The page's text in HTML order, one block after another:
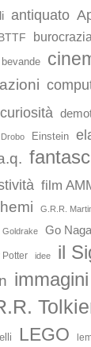
antiquato
burocrazia
curiosità
Drobo Einstein
film
G.R.R.
Goldrake Go
Potter idee
il
immagini
LEGO